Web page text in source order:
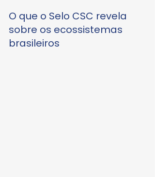
O que o Selo CSC revela
sobre os ecossistemas
brasileiros